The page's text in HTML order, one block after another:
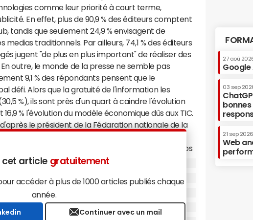
comme leur priorité à court terme,
En effet, plus de 90,9 % des éditeurs comptent
tandis que seulement 24,9 % envisagent de
traditionnels. Par ailleurs, 74,1 % des éditeurs
jugent "de plus en plus important" de réaliser des
outre, le monde de la presse ne semble pas
9,1 % des répondants pensent que le
défi. Alors que la gratuité de l'information les
%), ils sont près d'un quart à caindre l'évolution
% l'évolution du modèle économique dûs aux TIC.
le président de la Fédaration nationale de la
depuis 2000, son
sur un revenu total de près de 10,6 milliards d'euros
seront révélés dans leur totalité le 23
réalisée auprès du lectorat.
cet article gratuitement
accéder à plus de 1000 articles publiés chaque
année.
Continuer avec un mail
27 aoû
Google
03 sep
21 sep 2026
Web